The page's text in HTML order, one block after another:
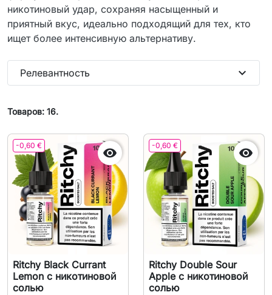
никотиновый удар, сохраняя насыщенный и
приятный вкус, идеально подходящий для тех, кто
ищет более интенсивную альтернативу.
Товаров: 16.
Релевантность expand_more
-0,60 € 
Ritchy Black Currant
Lemon с никотиновой
солью
-0,60 € 
Ritchy Double Sour
Apple с никотиновой
солью